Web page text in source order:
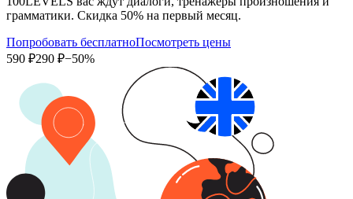
грамматики. Скидка 50% на первый месяц.
Попробовать бесплатноПосмотреть цены
590 ₽290 ₽−50%